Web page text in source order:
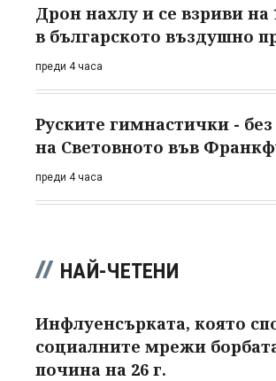
Дрон нахлу и се взриви на
в българското въздушно
преди 4 часа
Руските гимнастички -
на Световното във
преди 4 часа
НАЙ-ЧЕТЕНИ
Инфлуенсърката, която
социалните мрежи
почина на 26 г.